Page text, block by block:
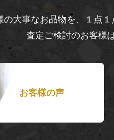
の大事なお品物を、１点１
査定ご検討のお客様
お客様の声